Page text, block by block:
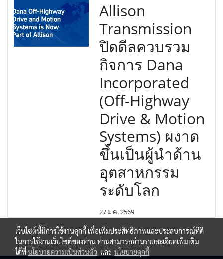
Allison
Transmission
ปิดดีลควบรวม
กิจการ Dana
Incorporated
(Off-Highway
Drive & Motion
Systems) ผงาด
ขึ้นเป็นผู้นำด้าน
อุตสาหกรรม
ระดับโลก
27 ม.ค. 2569
เว็บไซต์นี้มีการใช้งานคุกกี้ เพื่อเพิ่มประสิทธิภาพและประสบการณ์ที่ดี
ในการใช้งานเว็บไซต์ของท่าน ท่านสามารถอ่านรายละเอียดเพิ่มเติม
ได้ที่นโยบายความเป็นส่วนตัว และ นโยบายคุกกี้